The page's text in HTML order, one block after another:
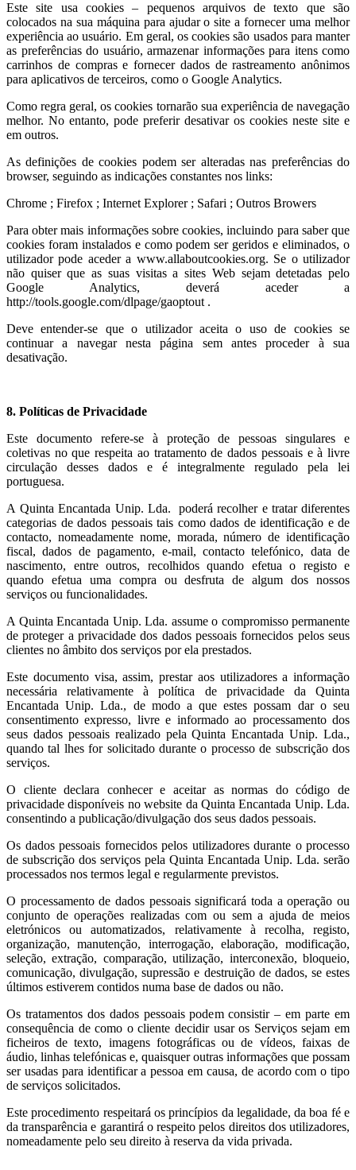
Este site usa cookies – pequenos arquivos de texto que são
colocados na sua máquina para ajudar o site a fornecer uma melhor
experiência ao usuário. Em geral, os cookies são usados para manter
as preferências do usuário, armazenar informações para itens como
carrinhos de compras e fornecer dados de rastreamento anônimos
para aplicativos de terceiros, como o Google Analytics.
Como regra geral, os cookies tornarão sua experiência de navegação
melhor. No entanto, pode preferir desativar os cookies neste site e
em outros.
As definições de cookies podem ser alteradas nas preferências do
browser, seguindo as indicações constantes nos links:
Chrome ; Firefox ; Internet Explorer ; Safari ; Outros Browers
Para obter mais informações sobre cookies, incluindo para saber que
cookies foram instalados e como podem ser geridos e eliminados, o
utilizador pode aceder a www.allaboutcookies.org. Se o utilizador
não quiser que as suas visitas a sites Web sejam detetadas pelo
Google Analytics, deverá aceder a
http://tools.google.com/dlpage/gaoptout .
Deve entender-se que o utilizador aceita o uso de cookies se
continuar a navegar nesta página sem antes proceder à sua
desativação.
8. Políticas de Privacidade
Este documento refere-se à proteção de pessoas singulares e
coletivas no que respeita ao tratamento de dados pessoais e à livre
circulação desses dados e é integralmente regulado pela lei
portuguesa.
A Quinta Encantada Unip. Lda. poderá recolher e tratar diferentes
categorias de dados pessoais tais como dados de identificação e de
contacto, nomeadamente nome, morada, número de identificação
fiscal, dados de pagamento, e-mail, contacto telefónico, data de
nascimento, entre outros, recolhidos quando efetua o registo e
quando efetua uma compra ou desfruta de algum dos nossos
serviços ou funcionalidades.
A Quinta Encantada Unip. Lda. assume o compromisso permanente
de proteger a privacidade dos dados pessoais fornecidos pelos seus
clientes no âmbito dos serviços por ela prestados.
Este documento visa, assim, prestar aos utilizadores a informação
necessária relativamente à política de privacidade da Quinta
Encantada Unip. Lda., de modo a que estes possam dar o seu
consentimento expresso, livre e informado ao processamento dos
seus dados pessoais realizado pela Quinta Encantada Unip. Lda.,
quando tal lhes for solicitado durante o processo de subscrição dos
serviços.
O cliente declara conhecer e aceitar as normas do código de
privacidade disponíveis no website da Quinta Encantada Unip. Lda.
consentindo a publicação/divulgação dos seus dados pessoais.
Os dados pessoais fornecidos pelos utilizadores durante o processo
de subscrição dos serviços pela Quinta Encantada Unip. Lda. serão
processados nos termos legal e regularmente previstos.
O processamento de dados pessoais significará toda a operação ou
conjunto de operações realizadas com ou sem a ajuda de meios
eletrónicos ou automatizados, relativamente à recolha, registo,
organização, manutenção, interrogação, elaboração, modificação,
seleção, extração, comparação, utilização, interconexão, bloqueio,
comunicação, divulgação, supressão e destruição de dados, se estes
últimos estiverem contidos numa base de dados ou não.
Os tratamentos dos dados pessoais podem consistir – em parte em
consequência de como o cliente decidir usar os Serviços sejam em
ficheiros de texto, imagens fotográficas ou de vídeos, faixas de
áudio, linhas telefónicas e, quaisquer outras informações que possam
ser usadas para identificar a pessoa em causa, de acordo com o tipo
de serviços solicitados.
Este procedimento respeitará os princípios da legalidade, da boa fé e
da transparência e garantirá o respeito pelos direitos dos utilizadores,
nomeadamente pelo seu direito à reserva da vida privada.